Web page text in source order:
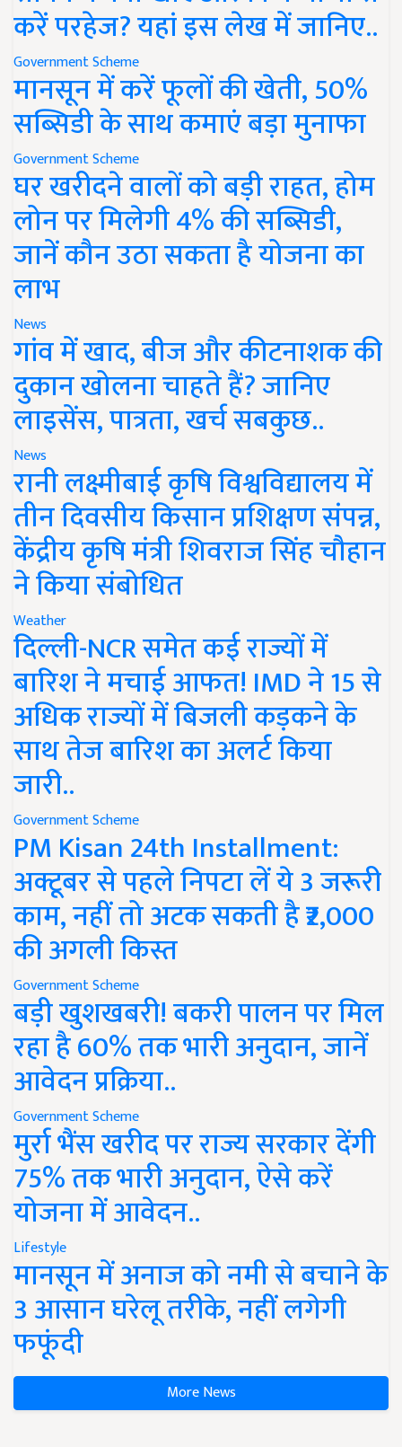
करें परहेज? यहां इस लेख में जानिए..
Government Scheme
मानसून में करें फूलों की खेती, 50%
सब्सिडी के साथ कमाएं बड़ा मुनाफा
Government Scheme
घर खरीदने वालों को बड़ी राहत, होम
लोन पर मिलेगी 4% की सब्सिडी,
जानें कौन उठा सकता है योजना का
लाभ
News
गांव में खाद, बीज और कीटनाशक की
दुकान खोलना चाहते हैं? जानिए
लाइसेंस, पात्रता, खर्च सबकुछ..
News
रानी लक्ष्मीबाई कृषि विश्वविद्यालय में
तीन दिवसीय किसान प्रशिक्षण संपन्न,
केंद्रीय कृषि मंत्री शिवराज सिंह चौहान
ने किया संबोधित
Weather
दिल्ली-NCR समेत कई राज्यों में
बारिश ने मचाई आफत! IMD ने 15 से
अधिक राज्यों में बिजली कड़कने के
साथ तेज बारिश का अलर्ट किया
जारी..
Government Scheme
PM Kisan 24th Installment:
अक्टूबर से पहले निपटा लें ये 3 जरूरी
काम, नहीं तो अटक सकती है ₹2,000
की अगली किस्त
Government Scheme
बड़ी खुशखबरी! बकरी पालन पर मिल
रहा है 60% तक भारी अनुदान, जानें
आवेदन प्रक्रिया..
Government Scheme
मुर्रा भैंस खरीद पर राज्य सरकार देंगी
75% तक भारी अनुदान, ऐसे करें
योजना में आवेदन..
Lifestyle
मानसून में अनाज को नमी से बचाने के
3 आसान घरेलू तरीके, नहीं लगेगी
फफूंदी
More News